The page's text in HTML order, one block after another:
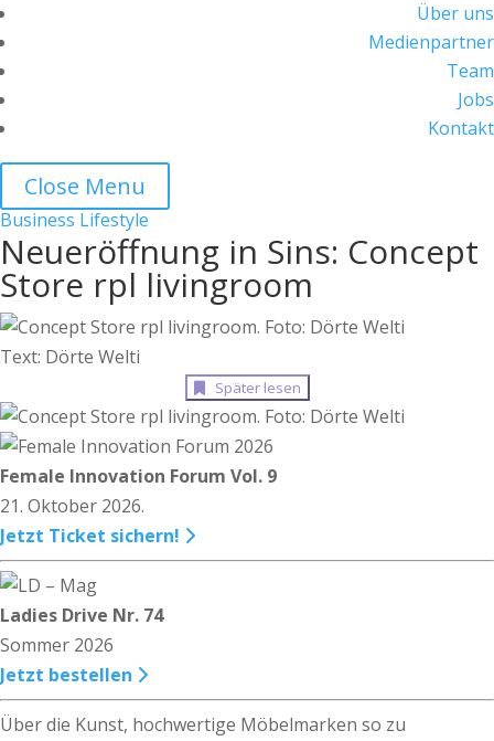
Über uns
Medienpartner
Team
Jobs
Kontakt
Close Menu
Business Lifestyle
Neueröffnung in Sins: Concept
Store rpl livingroom
Text: Dörte Welti
Später lesen
Female Innovation Forum Vol. 9
21. Oktober 2026.
Jetzt Ticket sichern!
Ladies Drive Nr. 74
Sommer 2026
Jetzt bestellen
Über die Kunst, hochwertige Möbelmarken so zu